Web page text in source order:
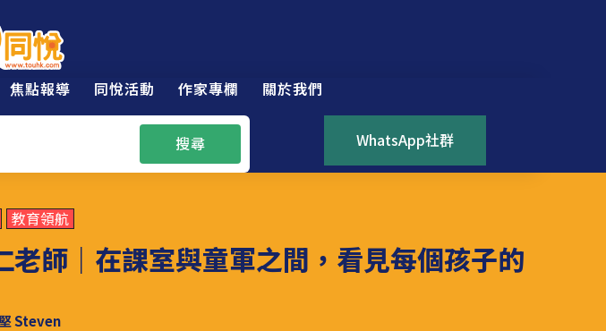
焦點報導 同悅活動 作家專欄 關於我們
搜尋 WhatsApp社群
教育領航
老師｜在課室與童軍之間，看見每個孩子的
Steven